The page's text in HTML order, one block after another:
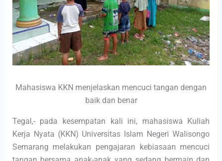
Mahasiswa KKN menjelaskan mencuci tangan dengan
baik dan benar
Tegal,- pada kesempatan kali ini, mahasiswa Kuliah
Kerja Nyata (KKN) Universitas Islam Negeri Walisongo
Semarang melakukan pengajaran kebiasaan mencuci